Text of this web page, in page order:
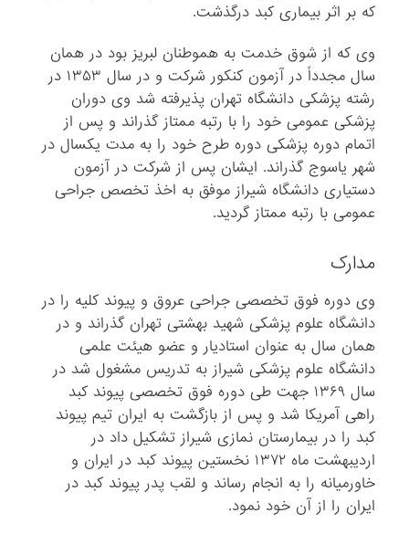
که بر اثر بیماری کبد درگذشت.
وی که از شوق خدمت به هموطنان لبریز بود در همان
سال مجدداً در آزمون کنکور شرکت و در سال ۱۳۵۳ در
رشته پزشکی دانشگاه تهران پذیرفته شد وی دوران
پزشکی عمومی خود را با رتبه ممتاز گذراند و پس از
اتمام دوره پزشکی دوره طرح خود را به مدت یکسال در
شهر یاسوج گذراند. ایشان پس از شرکت در آزمون
دستیاری دانشگاه شیراز موفق به اخذ تخصص جراحی
عمومی با رتبه ممتاز گردید.
مدارک
وی دوره فوق تخصصی جراحی عروق و پیوند کلیه را در
دانشگاه علوم پزشکی شهید بهشتی تهران گذراند و در
همان سال به عنوان استادیار و عضو هیئت علمی
دانشگاه علوم پزشکی شیراز به تدریس مشغول شد در
سال ۱۳۶۹ جهت طی دوره فوق تخصصی پیوند کبد
راهی آمریکا شد و پس از بازگشت به ایران تیم پیوند
کبد را در بیمارستان نمازی شیراز تشکیل داد در
اردیبهشت ماه ۱۳۷۲ نخستین پیوند کبد در ایران و
خاورمیانه را به انجام رساند و لقب پدر پیوند کبد در
ایران را از آن خود نمود.